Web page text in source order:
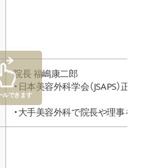
院長 福嶋康二郎
・日本美容外科学会（JSAPS）正会
・大手美容外科で院長や理事を
ルできます